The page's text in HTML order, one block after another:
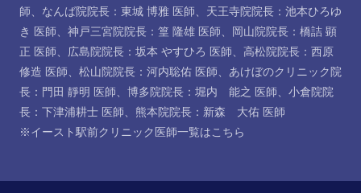
師、 なんば院院長：東城 博雅 医師、 天王寺院院長：池本ひろゆ
き 医師、 神戸三宮院院長：篁 隆雄 医師、
岡山院院長：橋詰 顕
正 医師、 広島院院長：坂本 やすひろ 医師、 高松院院長：西原
修造 医師、 松山院院長：河内聡佑 医師、 あけぼのクリニック院
長：門田 靜明 医師、 博多院院長：堀内 能之 医師、 小倉院院
長：下津浦耕士 医師、 熊本院院長：新森 大佑 医師
※イースト駅前クリニック医師一覧はこちら